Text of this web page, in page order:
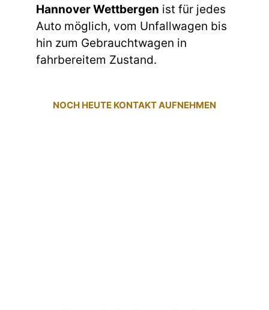
Hannover Wettbergen ist für jedes
Auto möglich, vom Unfallwagen bis
hin zum Gebrauchtwagen in
fahrbereitem Zustand.
NOCH HEUTE KONTAKT AUFNEHMEN